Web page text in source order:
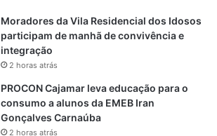
Moradores da Vila Residencial dos Idosos
participam de manhã de convivência e
integração
2 horas atrás
PROCON Cajamar leva educação para o
consumo a alunos da EMEB Iran
Gonçalves Carnaúba
2 horas atrás